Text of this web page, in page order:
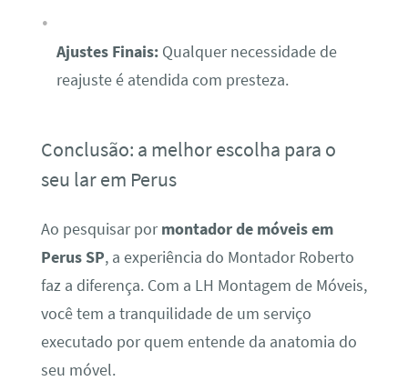
Ajustes Finais:Qualquer necessidade de
reajuste é atendida com presteza.
Conclusão: a melhor escolha para o
seu lar em Perus
Ao pesquisar pormontador de móveis em
Perus SP, a experiência do Montador Roberto
faz a diferença. Com a LH Montagem de Móveis,
você tem a tranquilidade de um serviço
executado por quem entende da anatomia do
seu móvel.